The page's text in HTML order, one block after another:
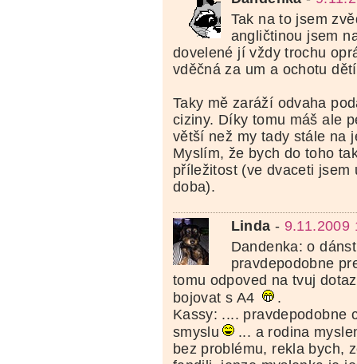
Tak na to jsem
angličtinou jsem
dovelené jí vždy trochu
vděčná za um a ochotu
Taky mě zaráží odvaha
ciziny. Díky tomu máš ale
větší než my tady stále na
Myslím, že bych do toho
příležitost (ve dvaceti jsem
doba).
Linda - 9.11.2009
Dandenka: o
pravdepodobne
tomu odpoved na tvuj
bojovat s A4
.
Kassy: .... pravdepodobne
smyslu
... a rodina
bez problému, rekla bych,